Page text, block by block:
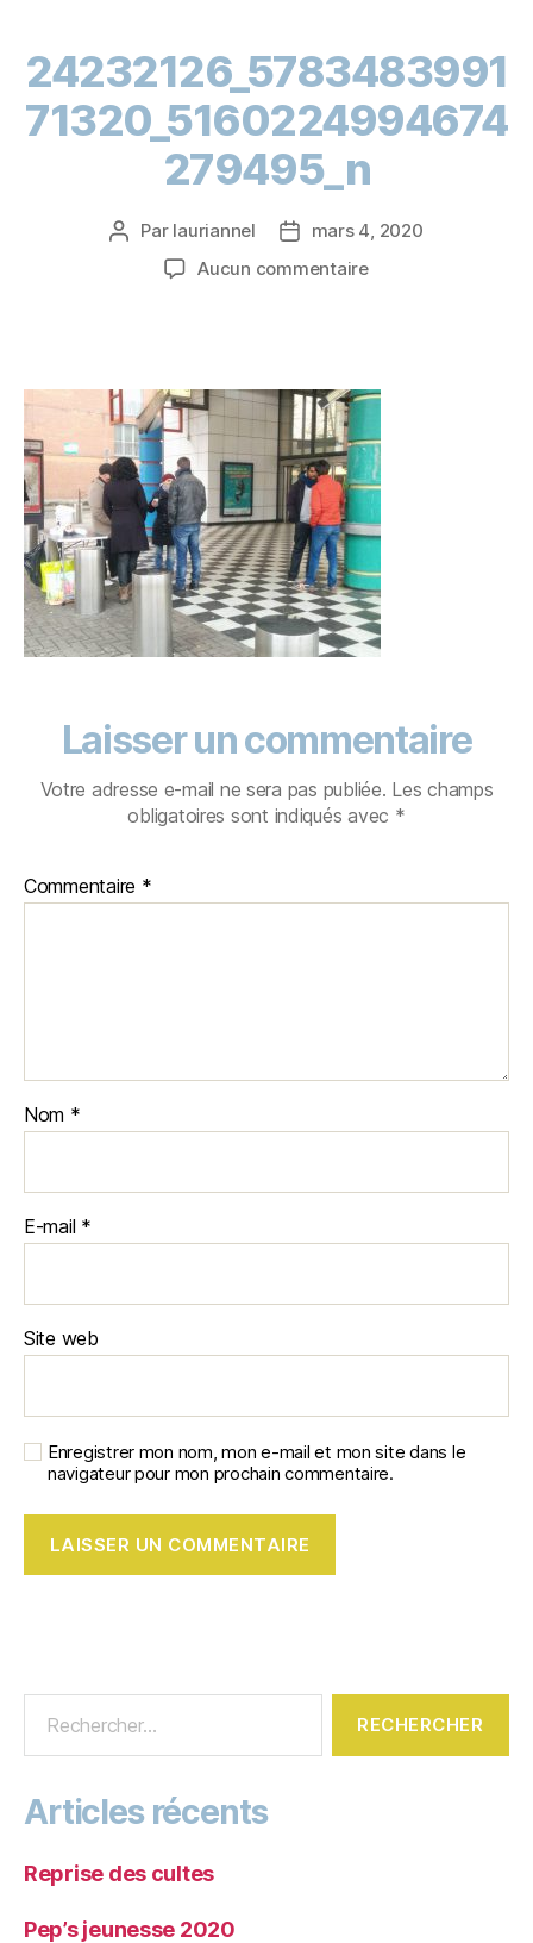
24232126_5783483991
71320_5160224994674
279495_n
Par lauriannel
mars 4, 2020
Aucun commentaire
Laisser un commentaire
Votre adresse e-mail ne sera pas publiée. Les champs
obligatoires sont indiqués avec *
Commentaire *
Nom *
E-mail *
Site web
Enregistrer mon nom, mon e-mail et mon site dans le
navigateur pour mon prochain commentaire.
Articles récents
Reprise des cultes
Pep’s jeunesse 2020